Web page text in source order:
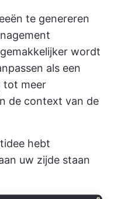
te genereren
wordt
als een
tot meer
de context van de
hebt
uw zijde staan